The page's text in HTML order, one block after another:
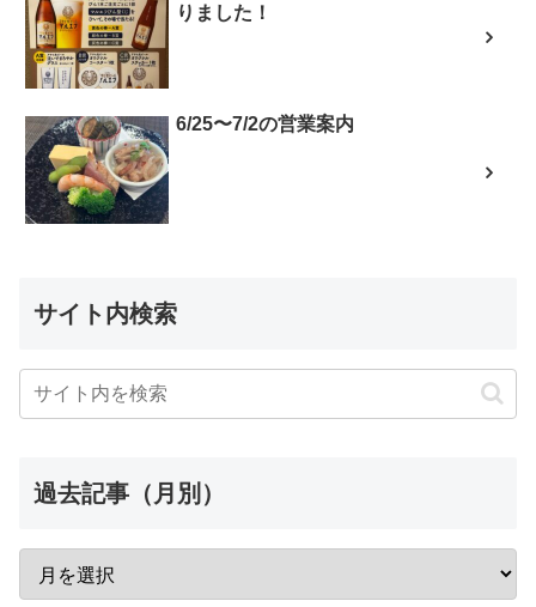
りました！
6/25〜7/2の営業案内
サイト内検索
過去記事（月別）